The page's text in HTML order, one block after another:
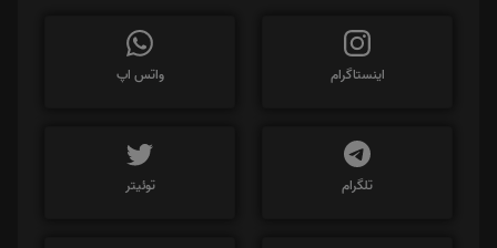
اینستاگرام واتس اپ
تلگرام توئیتر